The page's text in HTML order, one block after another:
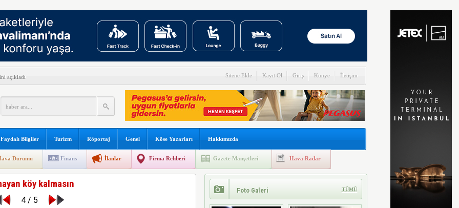
açıkladı
B787 işbirliğini genişletti
kullanılacak
gidiyor
teslim almayacağını açıkladı
Sitene Ekle Kayıt Ol Giriş Künye İletişim
Faydalı Bilgiler Turizm Röportaj Genel Köse Yazarları Hakkımızda
Durumu Finans İlanlar Firma Rehberi Gazete Manşetleri Hava Radar
köy kalmasın
4 / 5
Foto Galeri TÜMÜ